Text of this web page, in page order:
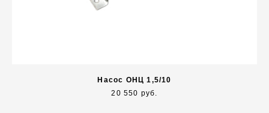
Насос ОНЦ 1,5/10
20 550 руб.